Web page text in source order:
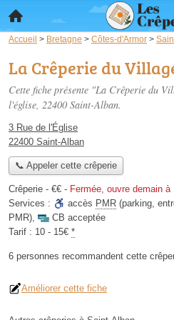
Accueil > Bretagne > Côtes-d'Armor >
La Crêperie du
Cette fiche présente "La Crêperie du
l'église, 22400 Saint-Alban.
3 Rue de l'Église
22400 Saint-Alban
📞 Appeler cette crêperie
Crêperie - €€ - Fermée, ouvre demain à
Services :
accès PMR (parking,
PMR),
CB acceptée
Tarif : 10 - 15€ *
6 personnes recommandent cette
Améliorer cette fiche